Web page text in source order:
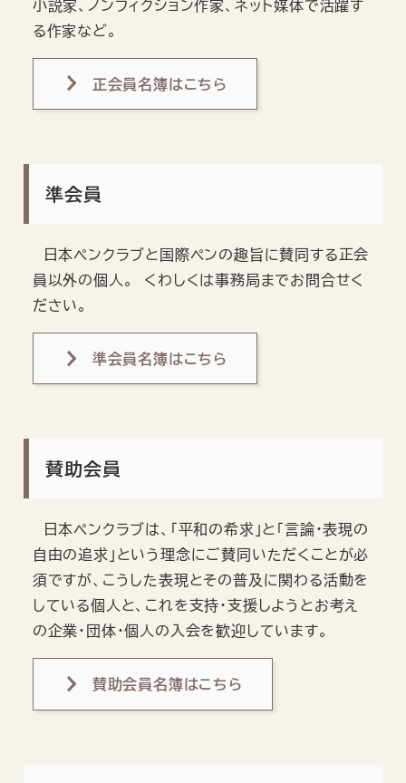
小説家、ノンフィクション作家、ネット媒体で活躍す
る作家など。
正会員名簿はこちら
準会員
日本ペンクラブと国際ペンの趣旨に賛同する正会
員以外の個人。 くわしくは事務局までお問合せく
ださい。
準会員名簿はこちら
賛助会員
日本ペンクラブは、「平和の希求」と「言論・表現の
自由の追求」という理念にご賛同いただくことが必
須ですが、こうした表現とその普及に関わる活動を
している個人と、これを支持・支援しようとお考え
の企業・団体・個人の入会を歓迎しています。
賛助会員名簿はこちら